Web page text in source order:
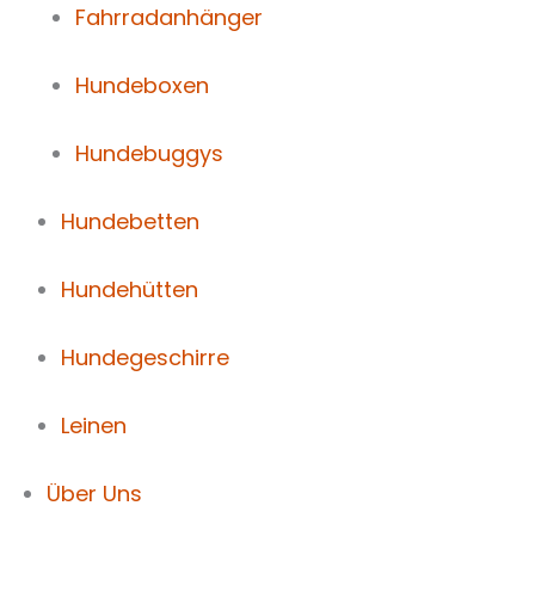
Fahrradanhänger
Hundeboxen
Hundebuggys
Hundebetten
Hundehütten
Hundegeschirre
Leinen
Über Uns